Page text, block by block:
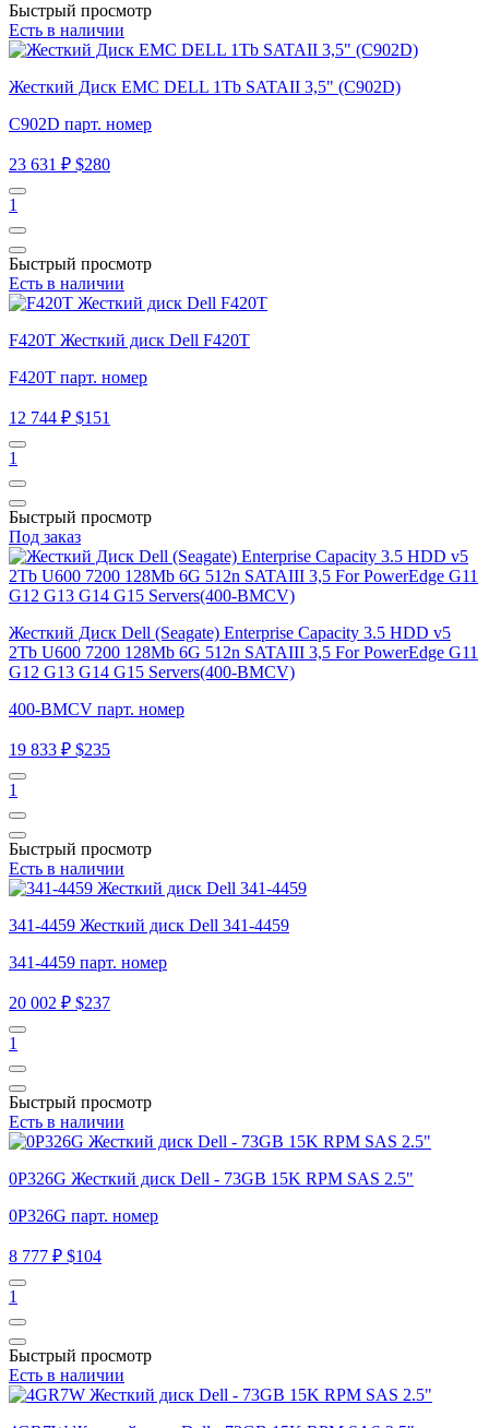
Быстрый просмотр
Есть в наличии
Жесткий Диск EMC DELL 1Tb SATAII 3,5" (C902D)
C902D парт. номер
23 631 ₽ $280
1
Быстрый просмотр
Есть в наличии
F420T Жесткий диск Dell F420T
F420T парт. номер
12 744 ₽ $151
1
Быстрый просмотр
Под заказ
Жесткий Диск Dell (Seagate) Enterprise Capacity 3.5 HDD v5
2Tb U600 7200 128Mb 6G 512n SATAIII 3,5 For PowerEdge G11
G12 G13 G14 G15 Servers(400-BMCV)
400-BMCV парт. номер
19 833 ₽ $235
1
Быстрый просмотр
Есть в наличии
341-4459 Жесткий диск Dell 341-4459
341-4459 парт. номер
20 002 ₽ $237
1
Быстрый просмотр
Есть в наличии
0P326G Жесткий диск Dell - 73GB 15K RPM SAS 2.5"
0P326G парт. номер
8 777 ₽ $104
1
Быстрый просмотр
Есть в наличии